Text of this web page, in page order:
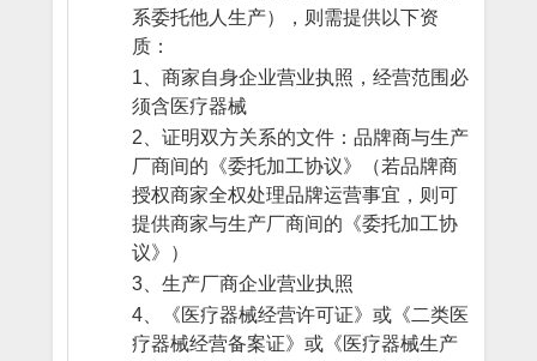
系委托他人生产），则需提供以下资
质：
1、商家自身企业营业执照，经营范围必
须含医疗器械
2、证明双方关系的文件：品牌商与生产
厂商间的《委托加工协议》（若品牌商
授权商家全权处理品牌运营事宜，则可
提供商家与生产厂商间的《委托加工协
议》）
3、生产厂商企业营业执照
4、《医疗器械经营许可证》或《二类医
疗器械经营备案证》或《医疗器械生产